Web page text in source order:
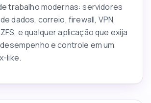
trabalho modernas: servidores
dados, correio, firewall, VPN,
e qualquer aplicação que exija
e controle em um
like.